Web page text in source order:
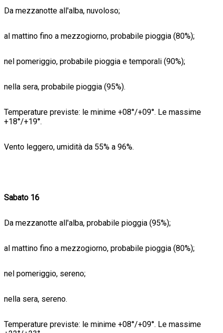
Da mezzanotte all'alba, nuvoloso;
al mattino fino a mezzogiorno, probabile pioggia (80%);
nel pomeriggio, probabile pioggia e temporali (90%);
nella sera, probabile pioggia (95%).
Temperature previste: le minime +08°/+09°. Le massime
+18°/+19°.
Vento leggero, umidità da 55% a 96%.
Sabato 16
Da mezzanotte all'alba, probabile pioggia (95%);
al mattino fino a mezzogiorno, probabile pioggia (80%);
nel pomeriggio, sereno;
nella sera, sereno.
Temperature previste: le minime +08°/+09°. Le massime